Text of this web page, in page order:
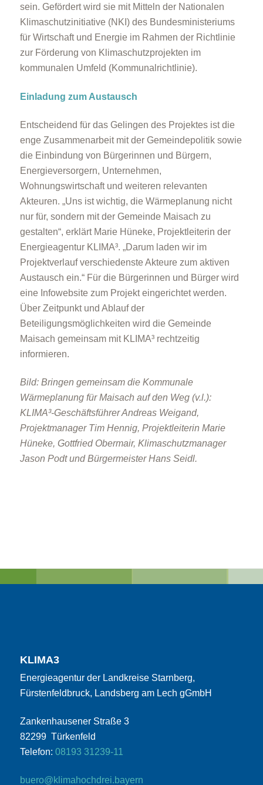
sein. Gefördert wird sie mit Mitteln der Nationalen
Klimaschutzinitiative (NKI) des Bundesministeriums
für Wirtschaft und Energie im Rahmen der Richtlinie
zur Förderung von Klimaschutzprojekten im
kommunalen Umfeld (Kommunalrichtlinie).
Einladung zum Austausch
Entscheidend für das Gelingen des Projektes ist die
enge Zusammenarbeit mit der Gemeindepolitik sowie
die Einbindung von Bürgerinnen und Bürgern,
Energieversorgern, Unternehmen,
Wohnungswirtschaft und weiteren relevanten
Akteuren. „Uns ist wichtig, die Wärmeplanung nicht
nur für, sondern mit der Gemeinde Maisach zu
gestalten“, erklärt Marie Hüneke, Projektleiterin der
Energieagentur KLIMA³. „Darum laden wir im
Projektverlauf verschiedenste Akteure zum aktiven
Austausch ein.“ Für die Bürgerinnen und Bürger wird
eine Infowebsite zum Projekt eingerichtet werden.
Über Zeitpunkt und Ablauf der
Beteiligungsmöglichkeiten wird die Gemeinde
Maisach gemeinsam mit KLIMA³ rechtzeitig
informieren.
Bild: Bringen gemeinsam die Kommunale
Wärmeplanung für Maisach auf den Weg (v.l.):
KLIMA³-Geschäftsführer Andreas Weigand,
Projektmanager Tim Hennig, Projektleiterin Marie
Hüneke, Gottfried Obermair, Klimaschutzmanager
Jason Podt und Bürgermeister Hans Seidl.
KLIMA3
Energieagentur der Landkreise Starnberg,
Fürstenfeldbruck, Landsberg am Lech gGmbH
Zankenhausener Straße 3
82299 Türkenfeld
Telefon: 08193 31239-11
buero@klimahochdrei.bayern